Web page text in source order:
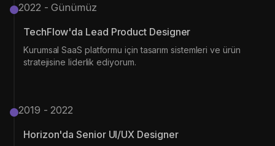
2022 - Günümüz
TechFlow'da Lead Product Designer
Kurumsal SaaS platformu için tasarım sistemleri ve ürün
stratejisine liderlik ediyorum.
2019 - 2022
Horizon'da Senior UI/UX Designer